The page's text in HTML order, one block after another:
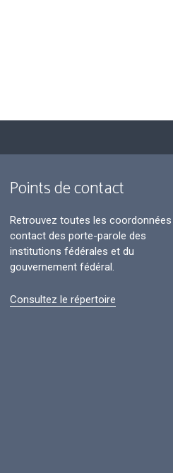
Points de contact
Retrouvez toutes les coordonnées
contact des porte-parole des
institutions fédérales et du
gouvernement fédéral.
Consultez le répertoire